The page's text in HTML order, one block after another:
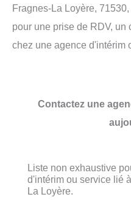
Fragnes-La Loyère,
pour une prise de RDV,
chez une agence d'intérim
Contactez une
Liste non exhaustive
d'intérim ou service lié
La Loyère.